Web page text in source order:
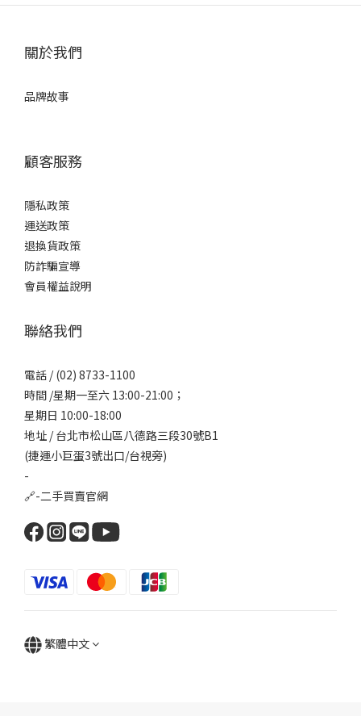
關於我們
品牌故事
顧客服務
隱私政策
運送政策
退換貨政策
防詐騙宣導
會員權益說明
聯絡我們
電話 / (02) 8733-1100
時間 /星期一至六 13:00-21:00；
星期日 10:00-18:00
地址 / 台北市松山區八德路三段30號B1
(捷運小巨蛋3號出口/台視旁)
-
🔗-二手買賣官網
繁體中文